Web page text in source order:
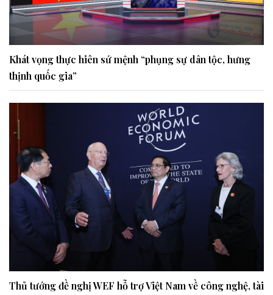
Khát vọng thực hiên sứ mệnh “phụng sự dân tộc, hưng
thịnh quốc gia”
Thủ tướng đề nghị WEF hỗ trợ Việt Nam về công nghệ, tài